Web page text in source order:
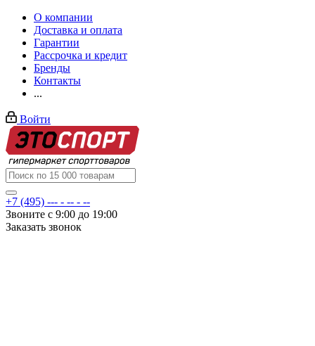
О компании
Доставка и оплата
Гарантии
Рассрочка и кредит
Бренды
Контакты
...
Войти
+7 (495) --- - -- - --
Звоните с 9:00 до 19:00
Заказать звонок